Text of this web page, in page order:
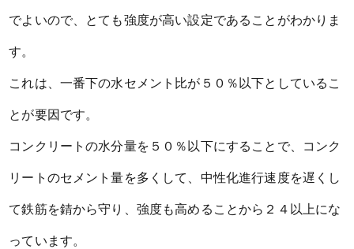
でよいので、とても強度が高い設定であることがわかりま
す。
これは、一番下の水セメント比が５０％以下としているこ
とが要因です。
コンクリートの水分量を５０％以下にすることで、コンク
リートのセメント量を多くして、中性化進行速度を遅くし
て鉄筋を錆から守り、強度も高めることから２４以上にな
っています。